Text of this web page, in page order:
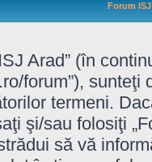
Forum
Arad” (în
forum”),
termeni.
şi/sau folosiţi
să vă